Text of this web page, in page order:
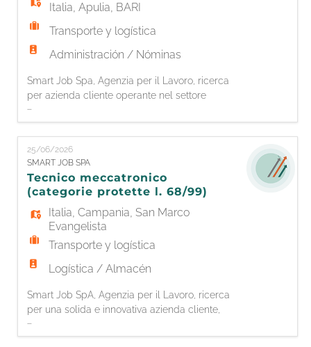
Italia,Apulia, BARI
Transporte y logística
Administración / Nóminas
Smart Job Spa, Agenzia per il Lavoro, ricerca
per azienda cliente operante nel settore
logistico, una risorsa da inserire nel ruolo di
Impiegato/a Amministrativo Contabile. La
risorsa si occuperà di: * Registrazione di fatture
attive e passive; * Gestione della prima nota; *
Supporto nella contabilità generale; * Controllo
e archiviaz
25/06/2026
SMART JOB SPA
Tecnico meccatronico
(categorie protette l. 68/99)
Italia,Campania,San Marco
Evangelista
Transporte y logística
Logística / Almacén
Smart Job SpA, Agenzia per il Lavoro, ricerca
per una solida e innovativa azienda cliente,
leader nella progettazione e realizzazione di
impianti di stoccaggio per la logistica, un/una